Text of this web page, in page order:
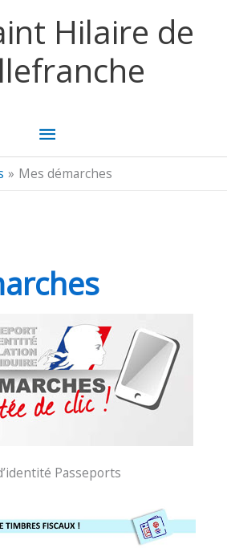
Hilaire de
Menu
principal
Mes démarches
Passeports